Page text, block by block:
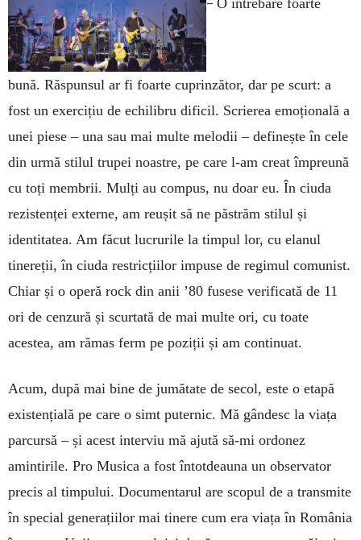
– O întrebare foarte
bună. Răspunsul ar fi foarte cuprinzător, dar pe scurt: a
fost un exercițiu de echilibru dificil. Scrierea emoțională a
unei piese – una sau mai multe melodii – definește în cele
din urmă stilul trupei noastre, pe care l-am creat împreună
cu toți membrii. Mulți au compus, nu doar eu. În ciuda
rezistenței externe, am reușit să ne păstrăm stilul și
identitatea. Am făcut lucrurile la timpul lor, cu elanul
tinereții, în ciuda restricțiilor impuse de regimul comunist.
Chiar și o operă rock din anii ’80 fusese verificată de 11
ori de cenzură și scurtată de mai multe ori, cu toate
acestea, am rămas ferm pe poziții și am continuat.
Acum, după mai bine de jumătate de secol, este o etapă
existențială pe care o simt puternic. Mă gândesc la viața
parcursă – și acest interviu mă ajută să-mi ordonez
amintirile. Pro Musica a fost întotdeauna un observator
precis al timpului. Documentarul are scopul de a transmite
în special generațiilor mai tinere cum era viața în România